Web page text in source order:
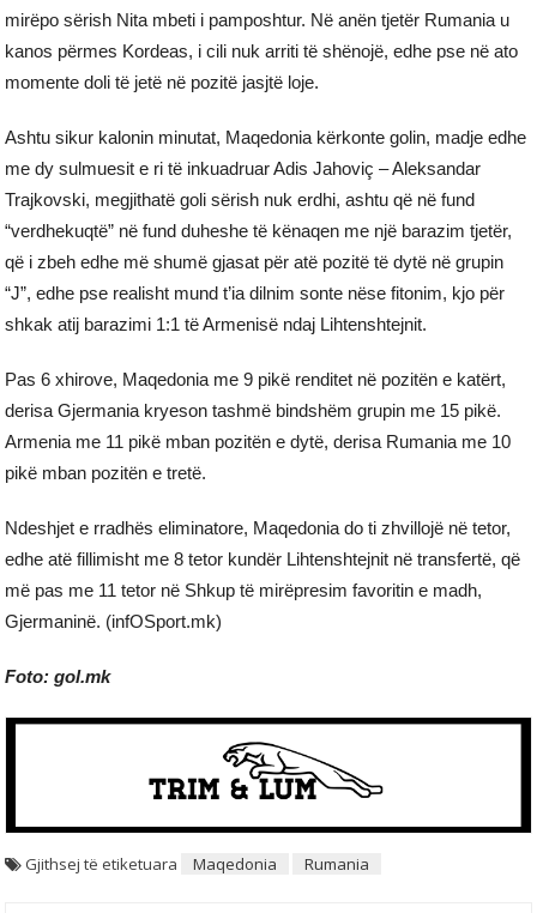
mirëpo sërish Nita mbeti i pamposhtur. Në anën tjetër Rumania u
kanos përmes Kordeas, i cili nuk arriti të shënojë, edhe pse në ato
momente doli të jetë në pozitë jasjtë loje.
Ashtu sikur kalonin minutat, Maqedonia kërkonte golin, madje edhe
me dy sulmuesit e ri të inkuadruar Adis Jahoviç – Aleksandar
Trajkovski, megjithatë goli sërish nuk erdhi, ashtu që në fund
“verdhekuqtë” në fund duheshe të kënaqen me një barazim tjetër,
që i zbeh edhe më shumë gjasat për atë pozitë të dytë në grupin
“J”, edhe pse realisht mund t’ia dilnim sonte nëse fitonim, kjo për
shkak atij barazimi 1:1 të Armenisë ndaj Lihtenshtejnit.
Pas 6 xhirove, Maqedonia me 9 pikë renditet në pozitën e katërt,
derisa Gjermania kryeson tashmë bindshëm grupin me 15 pikë.
Armenia me 11 pikë mban pozitën e dytë, derisa Rumania me 10
pikë mban pozitën e tretë.
Ndeshjet e rradhës eliminatore, Maqedonia do ti zhvillojë në tetor,
edhe atë fillimisht me 8 tetor kundër Lihtenshtejnit në transfertë, që
më pas me 11 tetor në Shkup të mirëpresim favoritin e madh,
Gjermaninë. (infOSport.mk)
Foto: gol.mk
Gjithsej të etiketuara Maqedonia Rumania